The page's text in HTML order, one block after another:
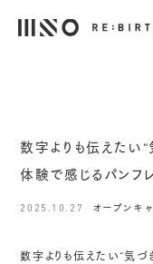
BLOG
数字よりも伝えたい“
体験で感じるパンフ
2025.10.27 オープンキ
数字よりも伝えたい“気づ